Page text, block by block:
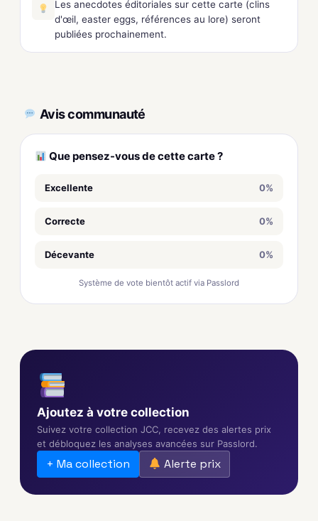
Les anecdotes éditoriales sur cette carte (clins
d'œil, easter eggs, références au lore) seront
publiées prochainement.
Avis communauté
Que pensez-vous de cette carte ?
Excellente 0%
Correcte 0%
Décevante 0%
Système de vote bientôt actif via Passlord
Ajoutez à votre collection
Suivez votre collection JCC, recevez des alertes prix
et débloquez les analyses avancées sur Passlord.
+ Ma collection Alerte prix